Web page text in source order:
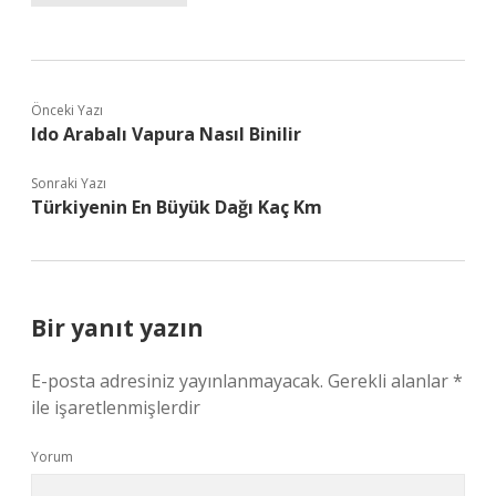
Önceki Yazı
Ido Arabalı Vapura Nasıl Binilir
Sonraki Yazı
Türkiyenin En Büyük Dağı Kaç Km
Bir yanıt yazın
E-posta adresiniz yayınlanmayacak. Gerekli alanlar*
ile işaretlenmişlerdir
Yorum